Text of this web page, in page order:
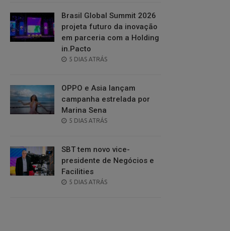
Brasil Global Summit 2026
projeta futuro da inovação
em parceria com a Holding
in.Pacto
POSTED
5 DIAS ATRÁS
OPPO e Asia lançam
campanha estrelada por
Marina Sena
POSTED
5 DIAS ATRÁS
SBT tem novo vice-
presidente de Negócios e
Facilities
POSTED
5 DIAS ATRÁS